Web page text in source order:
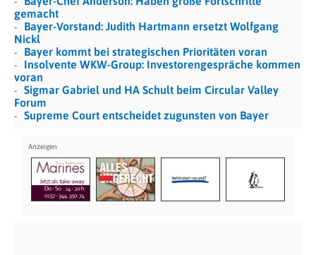
gemacht
Bayer-Vorstand: Judith Hartmann ersetzt Wolfgang
Nickl
Bayer kommt bei strategischen Prioritäten voran
Insolvente WKW-Group: Investorengespräche kommen
voran
Sigmar Gabriel und HA Schult beim Circular Valley
Forum
Supreme Court entscheidet zugunsten von Bayer